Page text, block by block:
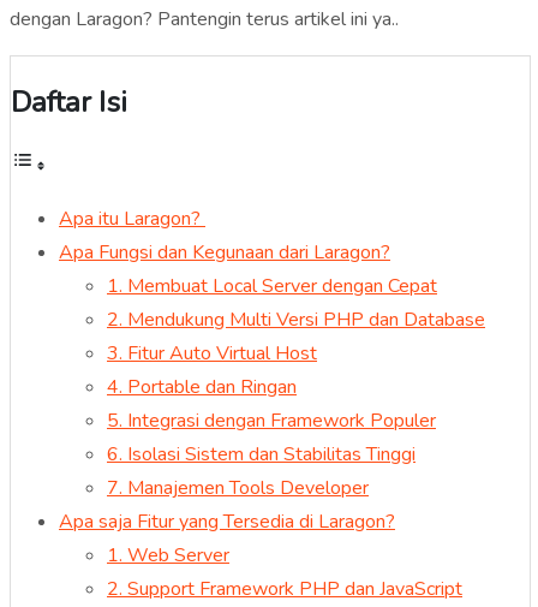
dengan Laragon? Pantengin terus artikel ini ya..
Daftar Isi
Apa itu Laragon?
Apa Fungsi dan Kegunaan dari Laragon?
1. Membuat Local Server dengan Cepat
2. Mendukung Multi Versi PHP dan Database
3. Fitur Auto Virtual Host
4. Portable dan Ringan
5. Integrasi dengan Framework Populer
6. Isolasi Sistem dan Stabilitas Tinggi
7. Manajemen Tools Developer
Apa saja Fitur yang Tersedia di Laragon?
1. Web Server
2. Support Framework PHP dan JavaScript